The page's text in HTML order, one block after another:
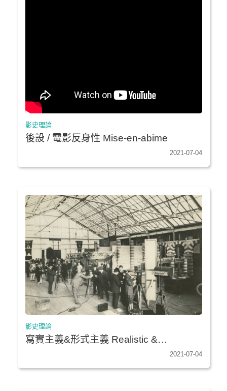
影史理論
後設 / 電影反身性 Mise-en-abime
2021-07-04
影史理論
寫實主義&形式主義 Realistic &
2021-07-04